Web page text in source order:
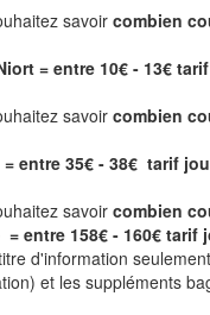
savoir combien
= entre 10€ - 13€
savoir combien
entre 35€ - 38€ tarif
savoir combien
entre 158€ - 160€
d'information
et les suppléments